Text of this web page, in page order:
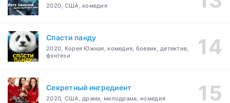
2020, США, комедия
Спасти панду
2020, Корея Южная, комедия, боевик, детектив,
фэнтези
Секретный ингредиент
2020, США, драма, мелодрама, комедия